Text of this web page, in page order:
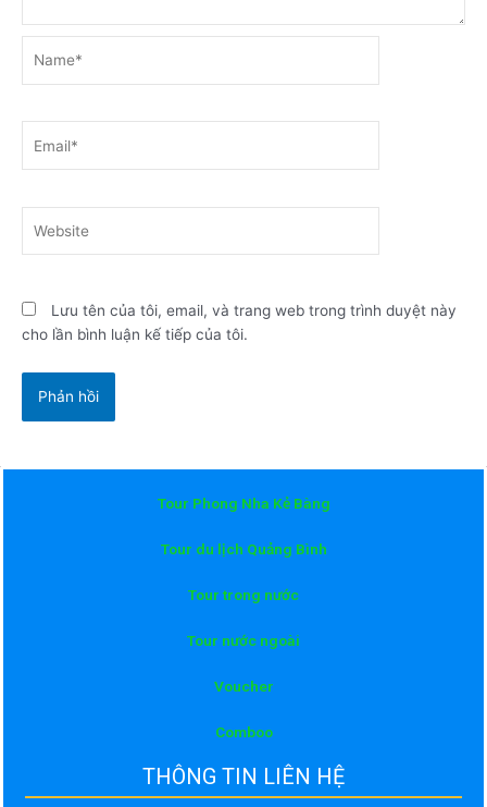
Lưu tên của tôi, email, và trang web trong trình duyệt này
cho lần bình luận kế tiếp của tôi.
Tour Phong Nha Kẻ Bàng
Tour du lịch Quảng Bình
Tour trong nước
Tour nước ngoài
Voucher
Comboo
THÔNG TIN LIÊN HỆ